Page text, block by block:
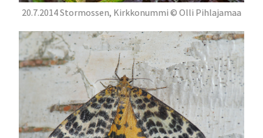
20.7.2014 Stormossen, Kirkkonummi © Olli Pihlajamaa